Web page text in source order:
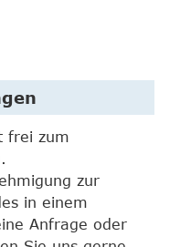
frei zum
zur
in einem
Anfrage oder